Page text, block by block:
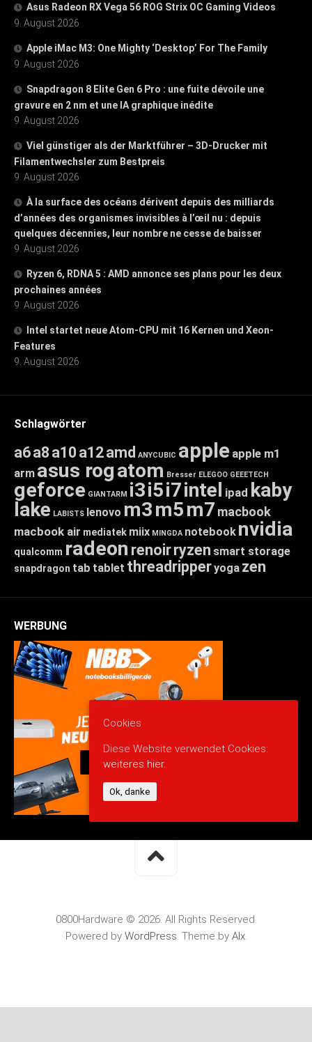
Asus Radeon RX Vega 56 ROG Strix OC Gaming Videos
9. August 2026
Apple iMac M3: One Mighty ‘Desktop’ For The Family
9. August 2026
Snapdragon 8 Elite Gen 6 Pro : une fuite dévoile une
gravure en 2 nm et une IA graphique inédite
9. August 2026
Viel günstiger als der Marktführer – 3D-Drucker mit
Filamentwechsler zum Bestpreis
9. August 2026
À la surface des océans dérivent depuis des milliards
d’années des organismes invisibles à l’œil nu : depuis
quelques décennies, leur nombre ne cesse de baisser
9. August 2026
Ryzen 6, RDNA 5 : AMD annonce ses plans pour les deux
prochaines années
9. August 2026
Intel startet neue Atom-CPU mit 16 Kernen und Xeon-
Features
9. August 2026
Schlagwörter
a6a8 a10 a12amd ANYCUBIC apple apple m1
arm asus rogatom Bresser ELEGOO GEEETECH
geforce GIANTARM i3i5i7intel ipad kaby
lake LABISTS lenovo m3m5m7 macbook
macbook air mediatek miix MINGDA notebook nvidia
qualcomm radeon renoirryzen smart storage
snapdragon tab tablet threadripperyoga zen
WERBUNG
0800Hardware © 2026. All Rights Reserved.
Powered by WordPress. Theme by Alx.
Cookies
Diese Website verwendet Cookies:
weiteres hier.
Ok, danke